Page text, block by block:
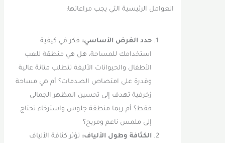
العوامل الرئيسية التي يجب مراعاتها:
حدد الغرض الأساسي:فكر في كيفية
استخدامك للمساحة، هل هي منطقة للعب
الأطفال والحيوانات الأليفة تتطلب متانة عالية
وقدرة على امتصاص الصدمات؟ أم هي مساحة
زخرفية تهدف إلى تحسين المظهر الجمالي
فقط؟ أم ربما منطقة جلوس واسترخاء تحتاج
إلى ملمس ناعم ومريح؟
الكثافة وطول الألياف:تؤثر كثافة الألياف